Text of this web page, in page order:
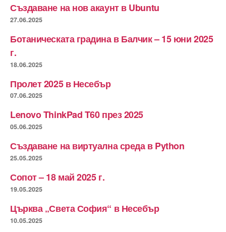
Създаване на нов акаунт в Ubuntu
27.06.2025
Ботаническата градина в Балчик – 15 юни 2025
г.
18.06.2025
Пролет 2025 в Несебър
07.06.2025
Lenovo ThinkPad T60 през 2025
05.06.2025
Създаване на виртуална среда в Python
25.05.2025
Сопот – 18 май 2025 г.
19.05.2025
Църква „Света София“ в Несебър
10.05.2025